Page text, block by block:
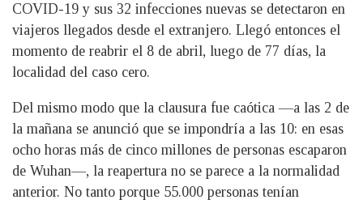
COVID-19 y sus 32 infecciones nuevas se detectaron en
viajeros llegados desde el extranjero. Llegó entonces el
momento de reabrir el 8 de abril, luego de 77 días, la
localidad del caso cero.
Del mismo modo que la clausura fue caótica —a las 2 de
la mañana se anunció que se impondría a las 10: en esas
ocho horas más de cinco millones de personas escaparon
de Wuhan—, la reapertura no se parece a la normalidad
anterior. No tanto porque 55.000 personas tenían